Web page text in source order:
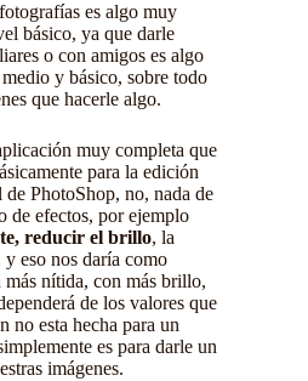
es algo muy
básico, ya que darle
o con amigos es algo
y básico, sobre todo
que hacerle algo.
muy completa que
para la edición
PhotoShop, no, nada de
de efectos, por ejemplo
reducir el brillo, la
y eso nos daría como
nítida, con más brillo,
de los valores que
no esta hecha para un
es para darle un
imágenes.